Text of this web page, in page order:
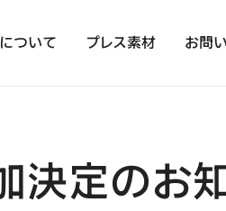
ついて プレス素材 お問
決定のお